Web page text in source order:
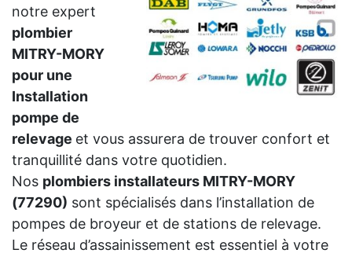
notre expert
plombier
MITRY-MORY
pour une
Installation
pompe de
relevage et vous assurera de trouver confort et
tranquillité dans votre quotidien.
Nos plombiers installateurs MITRY-MORY
(77290) sont spécialisés dans l’installation de
pompes de broyeur et de stations de relevage.
Le réseau d’assainissement est essentiel à votre